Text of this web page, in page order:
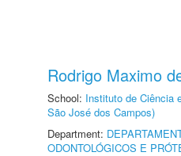
Rodrigo Maximo
School: Instituto de Ciência
São José dos Campos)
Department:
ODONTOLÓGICOS E